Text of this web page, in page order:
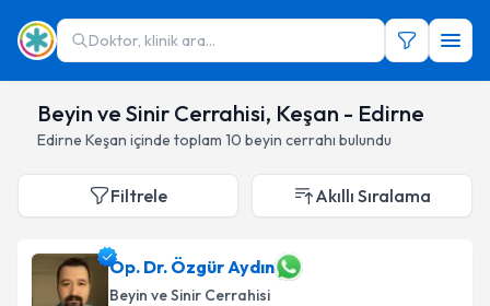
Doktor, klinik ara...
Beyin ve Sinir Cerrahisi, Keşan - Edirne
Edirne Keşan içinde toplam 10 beyin cerrahı bulundu
Filtrele Akıllı Sıralama
Op. Dr. Özgür Aydın
Beyin ve Sinir Cerrahisi